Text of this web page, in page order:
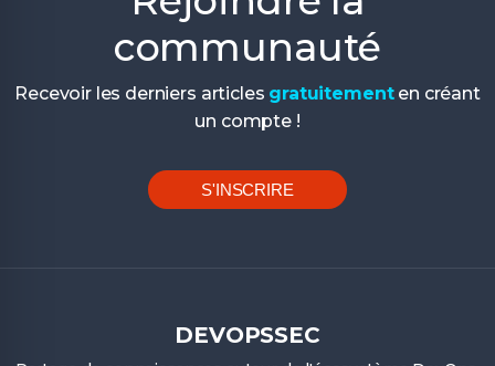
communauté
Recevoir les derniers articles gratuitementen créant
un compte !
S'INSCRIRE
DEVOPSSEC